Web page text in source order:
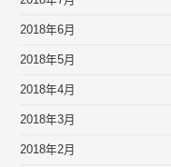
2018年6月
2018年5月
2018年4月
2018年3月
2018年2月